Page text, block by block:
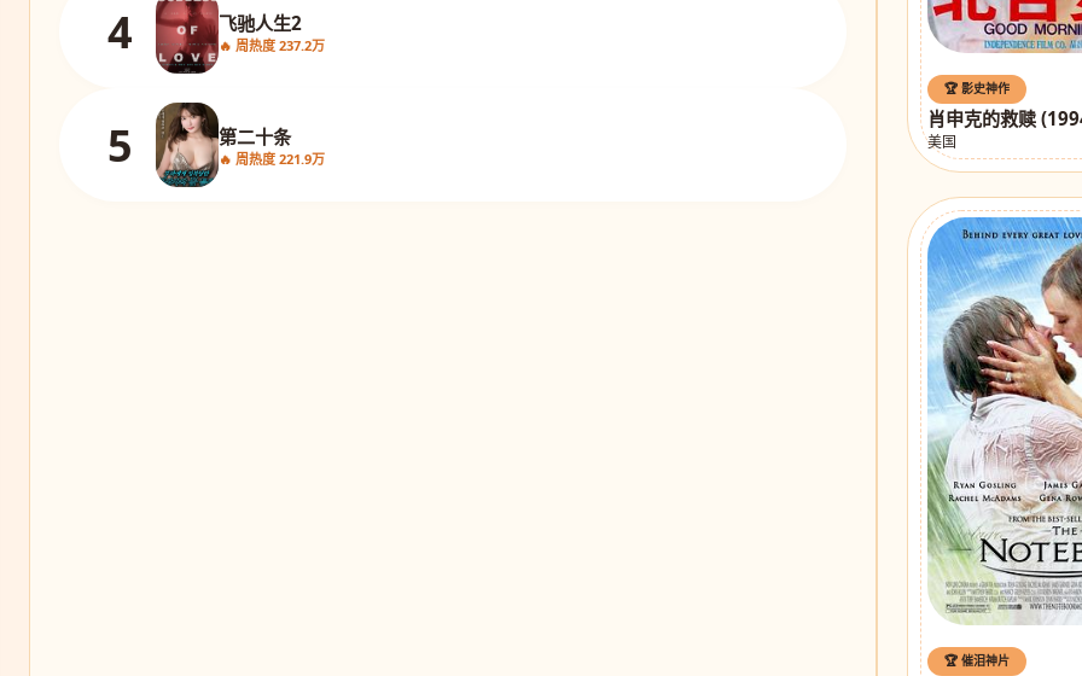
4 飞驰人生2
🔥 周热度 237.2万
5 第二十条
🔥 周热度 221.9万
🏆 影史神作
肖申克的救赎
美国
🏆 催泪神片